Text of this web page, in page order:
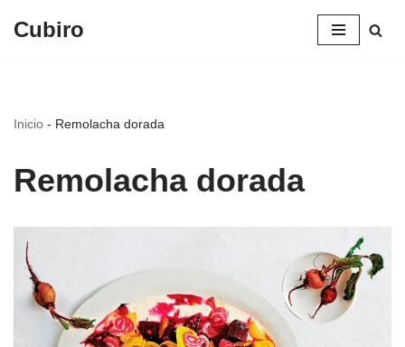
Cubiro
Inicio - Remolacha dorada
Remolacha dorada